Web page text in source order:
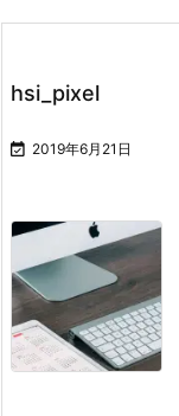
hsi_pixel
 2019年6月21日